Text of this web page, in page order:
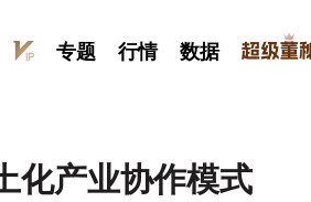
专题 行情 数据
化产业协作模式